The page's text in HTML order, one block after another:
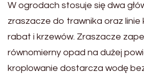
W ogrodach stosuje się dwa
zraszacze do trawnika oraz linie
rabat i krzewów. Zraszacze
równomierny opad na dużej
kroplowanie dostarcza wodę